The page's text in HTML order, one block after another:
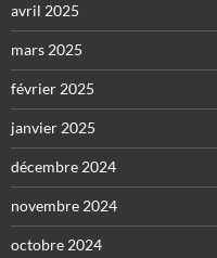
avril 2025
mars 2025
février 2025
janvier 2025
décembre 2024
novembre 2024
octobre 2024